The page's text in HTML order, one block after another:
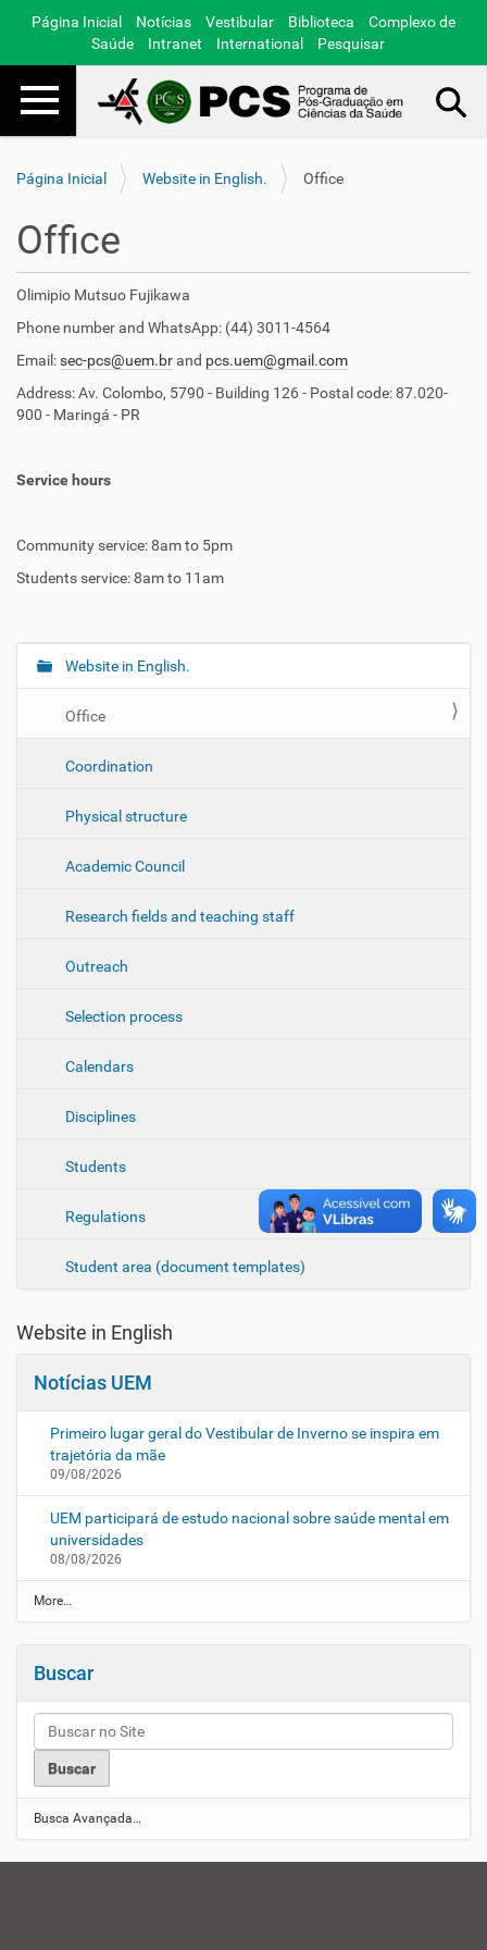
Página Inicial Notícias Vestibular Biblioteca
Complexo de
Saúde
Intranet International Pesquisar
Toggle navigation
Página Inicial
Website in English. Office
N
Website in English.
Office
Coordination
Physical structure
Academic Council
Research fields and teaching staff
Outreach
Selection process
Calendars
Disciplines
Students
Regulations
Student area (document templates)
Office
Olimipio Mutsuo Fujikawa
Phone number and WhatsApp: (44) 3011-4564
Email:sec-pcs@uem.brand pcs.uem@gmail.com
Address: Av. Colombo, 5790 - Building 126 - Postal code: 87.020-
900 - Maringá - PR
Service hours
Community service: 8am to 5pm
Students service: 8am to 11am
Website in English
Notícias UEM
Primeiro lugar geral do Vestibular de Inverno se inspira em
trajetória da mãe
09/08/2026
UEM participará de estudo nacional sobre saúde mental em
universidades
08/08/2026
N
o
c
a
U
M
-
More…
Buscar
Busca Avançada…